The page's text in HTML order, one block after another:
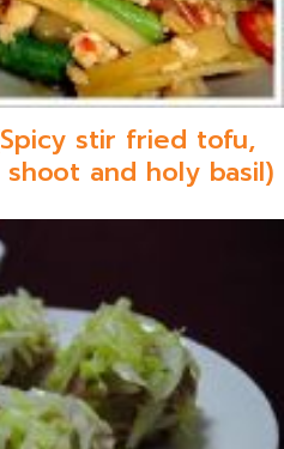
(Spicy stir fried tofu,
and holy basil)